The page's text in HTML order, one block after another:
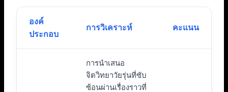
องค์
ประกอบ
การวิเคราะห์ คะแนน
การนำเสนอ
จิตวิทยาวัยรุ่นที่ซับ
ซ้อนผ่านเรื่องราวที่